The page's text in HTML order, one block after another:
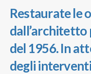
Restaurate le
dall’architetto
del 1956. In
degli